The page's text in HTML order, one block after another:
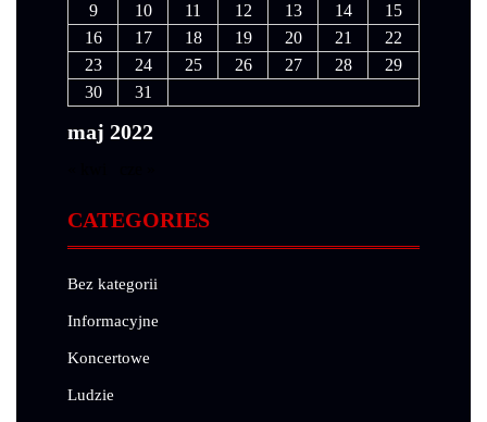
maj 2022
9
10 11 12 13 14
15
16
17 18 19 20 21
22
23
24 25 26 27 28
29
30
31
CATEGORIES
Bez kategorii
Informacyjne
Koncertowe
Ludzie